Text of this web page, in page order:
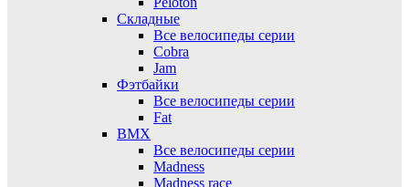
Складные
Все велосипеды серии
Cobra
Jam
Фэтбайки
Все велосипеды серии
Fat
BMX
Все велосипеды серии
Madness
Madness race